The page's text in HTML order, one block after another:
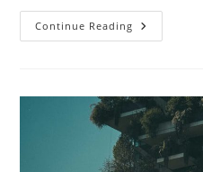
Continue Reading Wujudkan
Rumah
&
Sidoarjo